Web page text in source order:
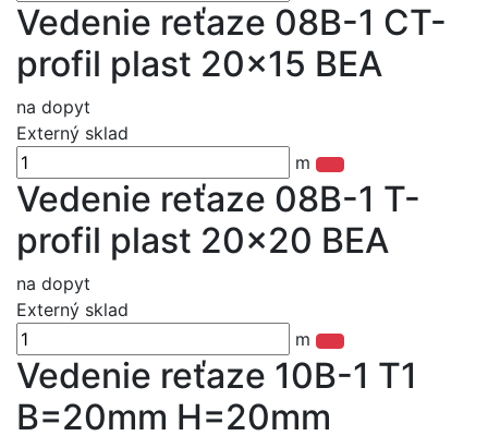
Vedenie reťaze 08B-1 CT-
profil plast 20x15 BEA
na dopyt
Externý sklad
m
Vedenie reťaze 08B-1 T-
profil plast 20x20 BEA
na dopyt
Externý sklad
m
Vedenie reťaze 10B-1 T1
B=20mm H=20mm